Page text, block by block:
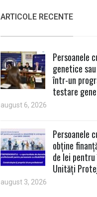
ARTICOLE RECENTE
Persoanele
genetice
într-un
testare
august 6, 2026
Persoanele
obține
de lei
Unități
august 3, 2026